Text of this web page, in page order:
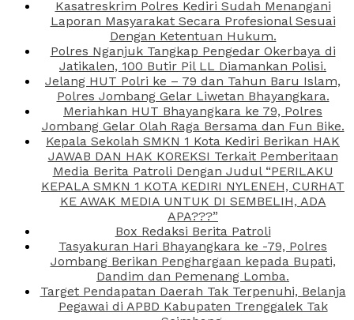
Kasatreskrim Polres Kediri Sudah Menangani
Laporan Masyarakat Secara Profesional Sesuai
Dengan Ketentuan Hukum.
Polres Nganjuk Tangkap Pengedar Okerbaya di
Jatikalen, 100 Butir Pil LL Diamankan Polisi.
Jelang HUT Polri ke – 79 dan Tahun Baru Islam,
Polres Jombang Gelar Liwetan Bhayangkara.
Meriahkan HUT Bhayangkara ke 79, Polres
Jombang Gelar Olah Raga Bersama dan Fun Bike.
Kepala Sekolah SMKN 1 Kota Kediri Berikan HAK
JAWAB DAN HAK KOREKSI Terkait Pemberitaan
Media Berita Patroli Dengan Judul “PERILAKU
KEPALA SMKN 1 KOTA KEDIRI NYLENEH, CURHAT
KE AWAK MEDIA UNTUK DI SEMBELIH, ADA
APA???”
Box Redaksi Berita Patroli
Tasyakuran Hari Bhayangkara ke -79, Polres
Jombang Berikan Penghargaan kepada Bupati,
Dandim dan Pemenang Lomba.
Target Pendapatan Daerah Tak Terpenuhi, Belanja
Pegawai di APBD Kabupaten Trenggalek Tak